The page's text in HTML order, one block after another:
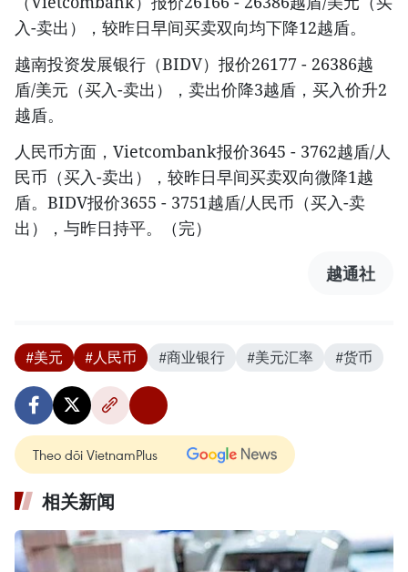
入-卖出），较昨日早间买卖双向均下降12越盾。
越南投资发展银行（BIDV）报价26177 - 26386越
盾/美元（买入-卖出），卖出价降3越盾，买入价升2
越盾。
人民币方面，Vietcombank报价3645 - 3762越盾/人
民币（买入-卖出），较昨日早间买卖双向微降1越
盾。BIDV报价3655 - 3751越盾/人民币（买入-卖
出），与昨日持平。（完）
越通社
#美元 #人民币 #商业银行 #美元汇率 #货币
Theo dõi VietnamPlus
相关新闻